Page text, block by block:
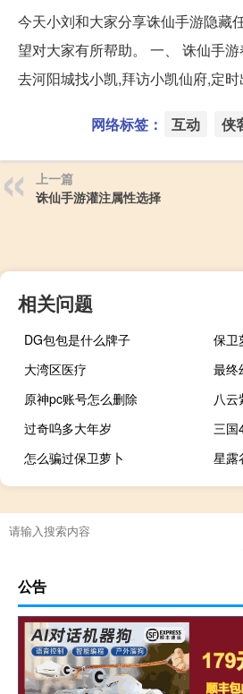
今天小刘和大家分享诛仙手游隐藏
望对大家有所帮助。 一、 诛仙手
去河阳城找小凯,拜访小凯仙府,定
网络标签： 互动 侠
上一篇
诛仙手游灌注属性选择
相关问题
DG包包是什么牌子
保卫
大湾区医疗
最终
原神pc账号怎么删除
八云
过奇呜多大年岁
三国
怎么骗过保卫萝卜
星露
公告